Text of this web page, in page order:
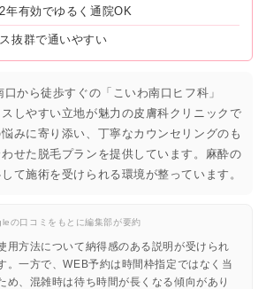
年有効でゆるく通院OK
抜群で通いやすい
から徒歩すぐの「こいわ南口ヒフ科」
しやすい立地が魅力の皮膚科クリニックで
みに寄り添い、丁寧なカウンセリングのも
せた脱毛プランを提供しています。麻酔の
て施術を受けられる環境が整っています。
の口コミをもとに編集部が要約
用方法について納得感のある説明が受けられ
。一方で、WEB予約は時間枠指定ではなく当
め、混雑時は待ち時間が長くなる傾向があり